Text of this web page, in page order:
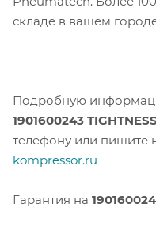
складе в вашем
Подробную
1901600243
телефону или пишите
kompressor.ru
Гарантия на